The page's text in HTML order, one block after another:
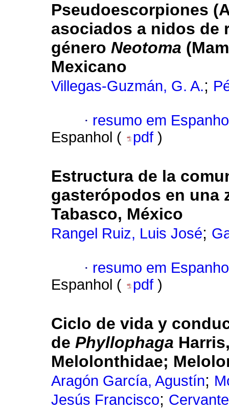
Pseudoescorpiones
asociados a nidos de
género Neotoma
Mexicano
Villegas-Guzmán, G. A.;
· resumo em
Espanhol (
pdf )
Estructura de la
gasterópodos en una
Tabasco, México
Rangel Ruiz, Luis José;
· resumo em
Espanhol (
pdf )
Ciclo de vida y
de Phyllophaga
Melolonthidae;
Aragón García, Agustín;
Jesús Francisco;